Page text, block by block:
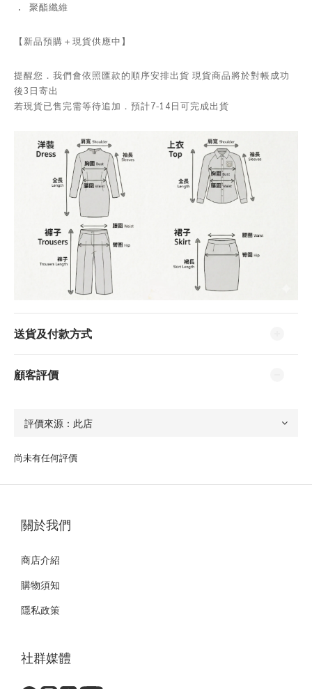
． 聚酯纖維
【新品預購＋現貨供應中】
提醒您．我們會依照匯款的順序安排出貨 現貨商品將於對帳成功
後3日寄出
若現貨已售完需等待追加．預計7-14日可完成出貨
送貨及付款方式
顧客評價
尚未有任何評價
關於我們
商店介紹
購物須知
隱私政策
社群媒體